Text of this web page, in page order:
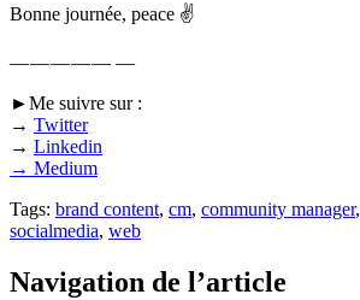
Bonne journée, peace ✌️
— — — — — —
►Me suivre sur :
→ Twitter
→ Linkedin
→ Medium
Tags: brand content, cm, community manager,
socialmedia, web
Navigation de l’article